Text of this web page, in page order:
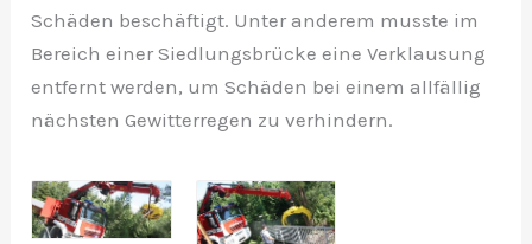
Schäden beschäftigt. Unter anderem musste im
Bereich einer Siedlungsbrücke eine Verklausung
entfernt werden, um Schäden bei einem allfällig
nächsten Gewitterregen zu verhindern.